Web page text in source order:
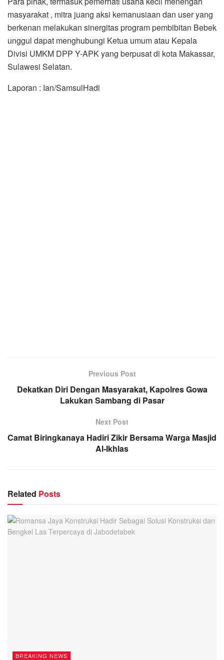
masyarakat , mitra juang aksi kemanusiaan dan user yang
berkenan melakukan sinergitas program pembibitan Bebek
unggul dapat menghubungi Ketua umum atau Kepala
Divisi UMKM DPP Y-APK yang berpusat di kota Makassar,
Sulawesi Selatan.
Laporan : Ian/SamsulHadi
Previous Post
Dekatkan Diri Dengan Masyarakat, Kapolres Gowa
Lakukan Sambang di Pasar
Next Post
Camat Biringkanaya Hadiri Zikir Bersama Warga Masjid
Al-Ikhlas
Related Posts
BREAKING NEWS